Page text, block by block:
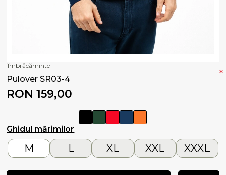
Îmbrăcăminte
Pulover SR03-4
RON 159,00
Ghidul mărimilor
*
M L XL XXL XXXL